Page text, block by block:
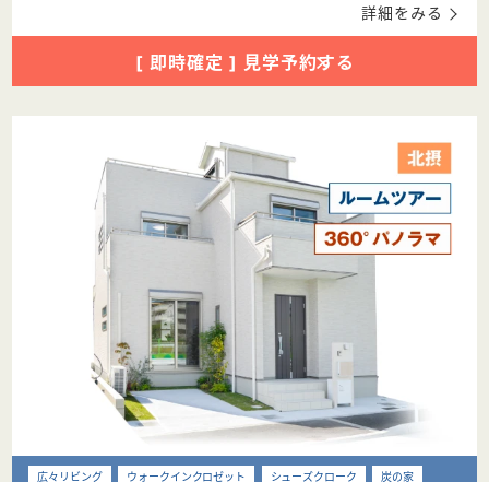
詳細をみる
[ 即時確定 ] 見学予約する
広々リビング ウォークインクロゼット シューズクローク
炭の家